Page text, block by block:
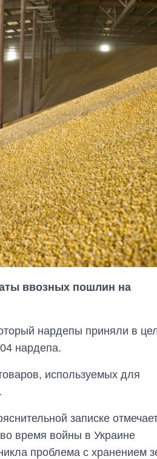
ввозных пошлин на
нардепы приняли в
нардепа.
используемых для
записке
время войны в Украине
проблема с хранением